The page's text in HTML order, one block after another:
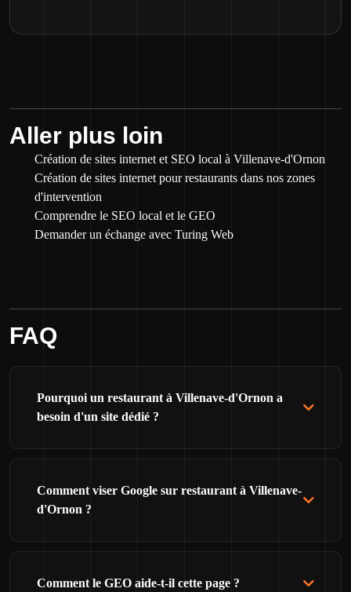
Aller plus loin
Création de sites internet et SEO local à Villenave-d'Ornon
Création de sites internet pour restaurants dans nos zones
d'intervention
Comprendre le SEO local et le GEO
Demander un échange avec Turing Web
FAQ
Pourquoi un restaurant à Villenave-d'Ornon a
besoin d'un site dédié ?
Comment viser Google sur restaurant à Villenave-
d'Ornon ?
Comment le GEO aide-t-il cette page ?